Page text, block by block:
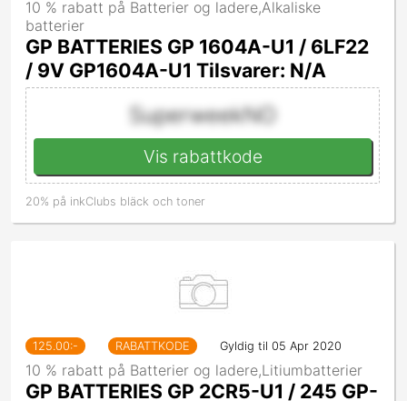
10 % rabatt på Batterier og ladere,Alkaliske
batterier
GP BATTERIES GP 1604A-U1 / 6LF22
/ 9V GP1604A-U1 Tilsvarer: N/A
SuperweekNO
Vis rabattkode
20% på inkClubs bläck och toner
125.00:- RABATTKODE Gyldig til 05 Apr 2020
10 % rabatt på Batterier og ladere,Litiumbatterier
GP BATTERIES GP 2CR5-U1 / 245 GP-